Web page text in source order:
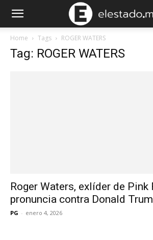
Home Tags ROGER WATERS
Tag: ROGER WATERS
Roger Waters, exlíder de Pink
pronuncia contra Donald
PG - enero 4, 2026